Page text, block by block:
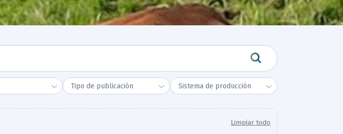
Tipo de publicación Sistema de producción
Limpiar todo